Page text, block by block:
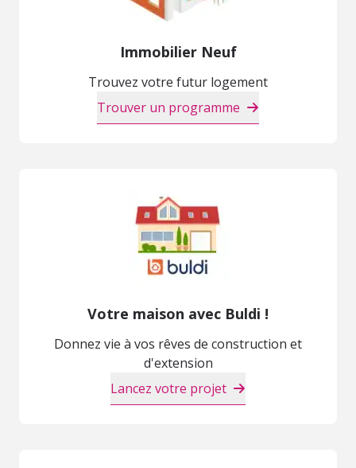
Immobilier Neuf
Trouvez votre futur logement
Trouver un programme
Votre maison avec Buldi !
Donnez vie à vos rêves de construction et
d'extension
Lancez votre projet